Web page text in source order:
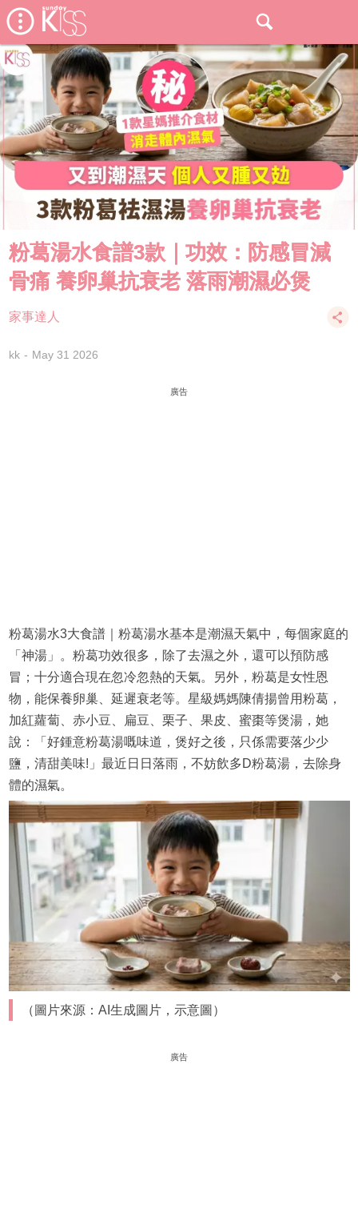
粉葛湯水食譜3款｜功效：防感冒減
骨痛 養卵巢抗衰老 落雨潮濕必煲
家事達人
kk May 31 2026
廣告
粉葛湯水3大食譜｜粉葛湯水基本是潮濕天氣中，每個家庭的
「神湯」。粉葛功效很多，除了去濕之外，還可以預防感
冒；十分適合現在忽冷忽熱的天氣。另外，粉葛是女性恩
物，能保養卵巢、延遲衰老等。星級媽媽陳倩揚曾用粉葛，
加紅蘿蔔、赤小豆、扁豆、栗子、果皮、蜜棗等煲湯，她
說：「好鍾意粉葛湯嘅味道，煲好之後，只係需要落少少
鹽，清甜美味!」最近日日落雨，不妨飲多D粉葛湯，去除身
體的濕氣。
（圖片來源：AI生成圖片，示意圖）
廣告